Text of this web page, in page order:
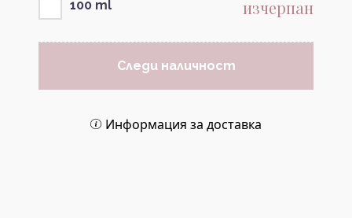
100 ml изчерпан
Следи наличност
Информация за доставка